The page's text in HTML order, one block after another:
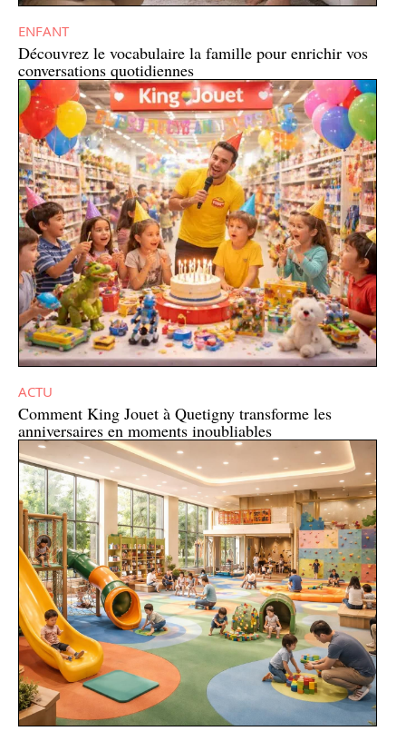
ENFANT
Découvrez le vocabulaire la famille pour enrichir vos
conversations quotidiennes
ACTU
Comment King Jouet à Quetigny transforme les
anniversaires en moments inoubliables